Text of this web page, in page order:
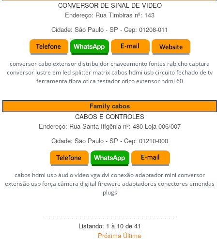
CONVERSOR DE SINAL DE VIDEO
Endereço: Rua Timbiras nº: 143
Cidade: São Paulo - SP - Cep: 01208-011
conversor cabo extensor distribuidor chaveamento fontes rabicho captura
conversor lustre em led splitter matrix cabos hdmi usb circuito fechado de tv
ferramenta fibra otica testador otico extensor hdmi 60
Family cabos
CABOS E CONTROLES
Endereço: Rua Santa Ifigênia nº: 480 Loja 006/007
Cidade: São Paulo - SP - Cep: 01210-000
cabos hdmi usb áudio vídeo vga dvi conexão adaptador mini conversor
extensão usb força câmera digital firewere adaptadores conectores emendas
plugs
--------------------------------------------------------------------
Listando: 1 à 10 de 41
Próxima Última